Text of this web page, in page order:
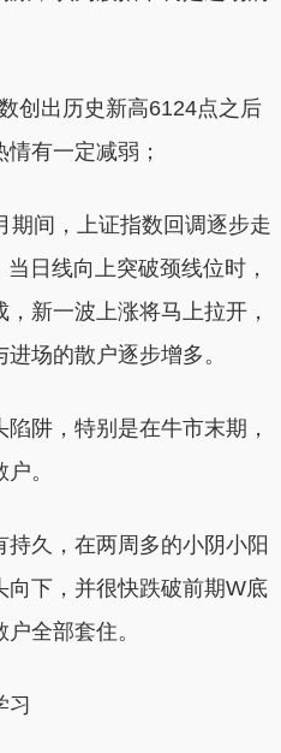
创出历史新高6124点之后
有一定减弱；
期间，上证指数回调逐步走
日线向上突破颈线位时，
新一波上涨将马上拉开，
场的散户逐步增多。
阱，特别是在牛市末期，
。
久，在两周多的小阴小阳
下，并很快跌破前期W底
全部套住。
习